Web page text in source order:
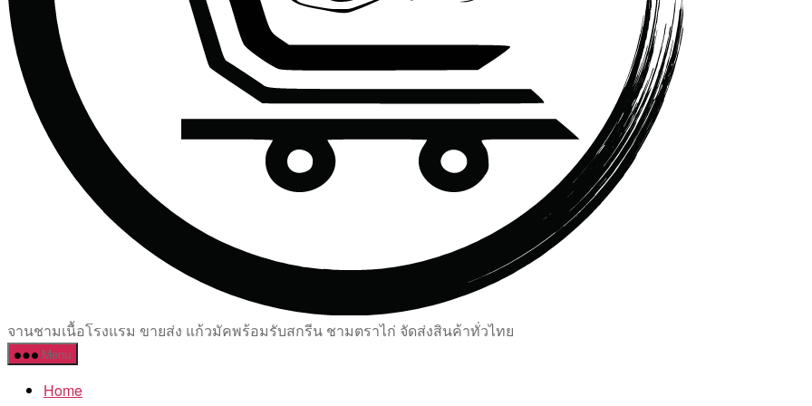
จานชามเนื้อโรงแรม ขายส่ง แก้วมัคพร้อมรับสกรีน ชามตราไก่ จัดส่งสินค้าทั่วไทย
Menu
Home